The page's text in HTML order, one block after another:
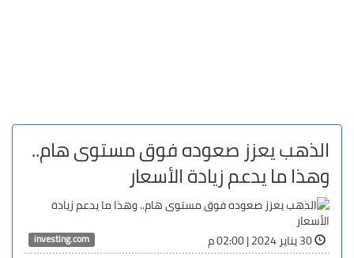
الذهب يعزز صعوده فوق مستوى هام..
وهذا ما يدعم زيادة الأسعار
investing.com